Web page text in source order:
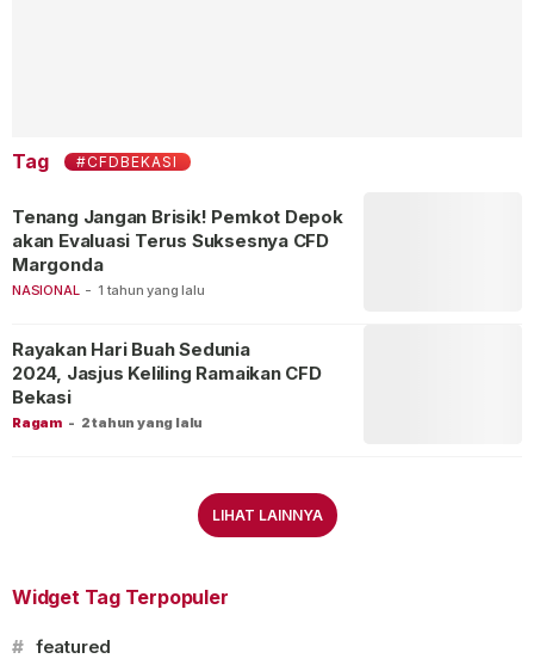
Tag #CFDBEKASI
NASIONAL - 1 tahun yang lalu
Tenang Jangan Brisik! Pemkot Depok
akan Evaluasi Terus Suksesnya CFD
Margonda
Ragam - 2 tahun yang lalu
Rayakan Hari Buah Sedunia
2024, Jasjus Keliling Ramaikan CFD
Bekasi
LIHAT LAINNYA
Widget Tag Terpopuler
# featured